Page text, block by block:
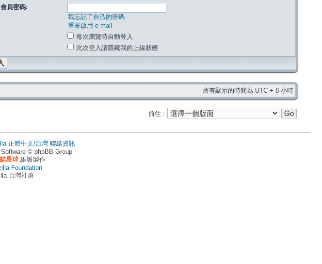
會員密碼:
我忘記了自己的密碼
重寄啟用 e-mail
每次瀏覽時自動登入
此次登入請隱藏我的上線狀態
所有顯示的時間為 UTC + 8 小時
前往 :
正體中文/台灣 聯絡資訊
© phpBB Group
星球維護製作
Foundation
台灣社群